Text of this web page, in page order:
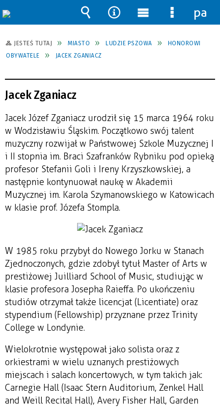
JESTEŚ TUTAJ MIASTO LUDZIE PSZOWA
HONOROWI
OBYWATELE
JACEK ZGANIACZ
Jacek Zganiacz
Jacek Józef Zganiacz urodził się 15 marca 1964 roku
w Wodzisławiu Śląskim. Początkowo swój talent
muzyczny rozwijał w Państwowej Szkole Muzycznej I
i II stopnia im. Braci Szafranków Rybniku pod opieką
profesor Stefanii Goli i Ireny Krzyszkowskiej, a
następnie kontynuował naukę w Akademii
Muzycznej im. Karola Szymanowskiego w Katowicach
w klasie prof. Józefa Stompla.
W 1985 roku przybył do Nowego Jorku w Stanach
Zjednoczonych, gdzie zdobył tytuł Master of Arts w
prestiżowej Juilliard School of Music, studiując w
klasie profesora Josepha Raieffa. Po ukończeniu
studiów otrzymał także licencjat (Licentiate) oraz
stypendium (Fellowship) przyznane przez Trinity
College w Londynie.
Wielokrotnie występował jako solista oraz z
orkiestrami w wielu uznanych prestiżowych
miejscach i salach koncertowych, w tym takich jak:
Carnegie Hall (Isaac Stern Auditorium, Zenkel Hall
and Weill Recital Hall), Avery Fisher Hall, Garden
Wyszukiwarka
Narzędzia
Menu
główne
Menu